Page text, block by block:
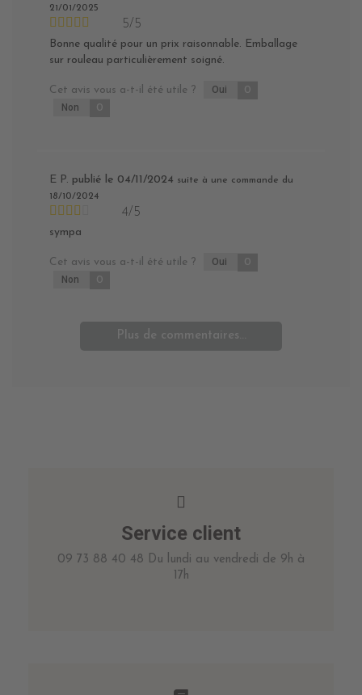
21/01/2025
5/5
Bonne qualité pour un prix raisonnable. Emballage
sur rouleau particulièrement soigné.
Cet avis vous a-t-il été utile ? Oui 0
Non 0
E P. publié le 04/11/2024 suite à une commande du
18/10/2024
4/5
sympa
Cet avis vous a-t-il été utile ? Oui 0
Non 0
Plus de commentaires...
Service client
09 73 88 40 48 Du lundi au vendredi de 9h à
17h